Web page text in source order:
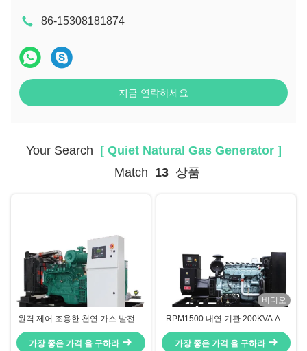
86-15308181874
지금 연락하세요
Your Search [ Quiet Natural Gas Generator ]
Match 13상품
원격 제어 조용한 천연 가스 발전기
120KW 고효율 쉬운 유지 보수
가장 좋은 가격 을 구하라
비디오
RPM1500 내연 기관 200KVA AC
삼상 천연 가스 발전기 세트
가장 좋은 가격 을 구하라